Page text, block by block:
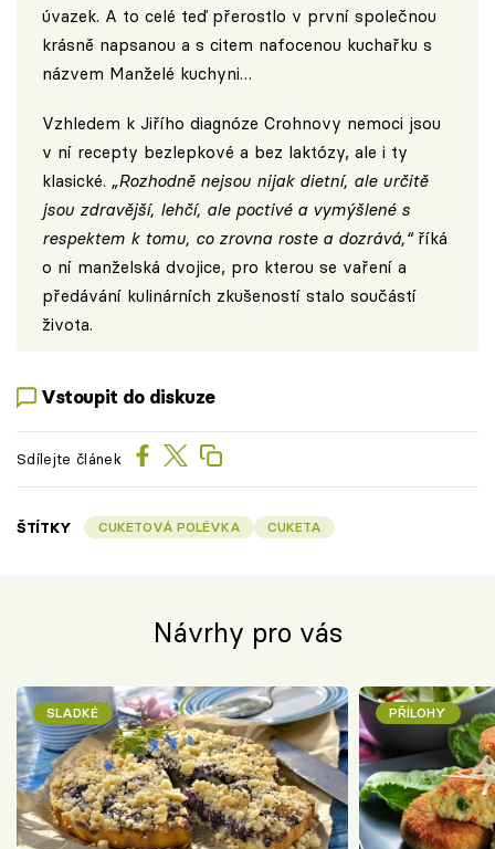
úvazek. A to celé teď přerostlo v první společnou
krásně napsanou a s citem nafocenou kuchařku s
názvem Manželé kuchyni…
Vzhledem k Jiřího diagnóze Crohnovy nemoci jsou
v ní recepty bezlepkové a bez laktózy, ale i ty
klasické. „Rozhodně nejsou nijak dietní, ale určitě
jsou zdravější, lehčí, ale poctivé a vymýšlené s
respektem k tomu, co zrovna roste a dozrává,“říká
o ní manželská dvojice, pro kterou se vaření a
předávání kulinárních zkušeností stalo součástí
života.
Vstoupit do diskuze
Sdílejte článek
ŠTÍTKY CUKETOVÁ POLÉVKA CUKETA
Návrhy pro vás
SLADKÉ PŘÍLOHY